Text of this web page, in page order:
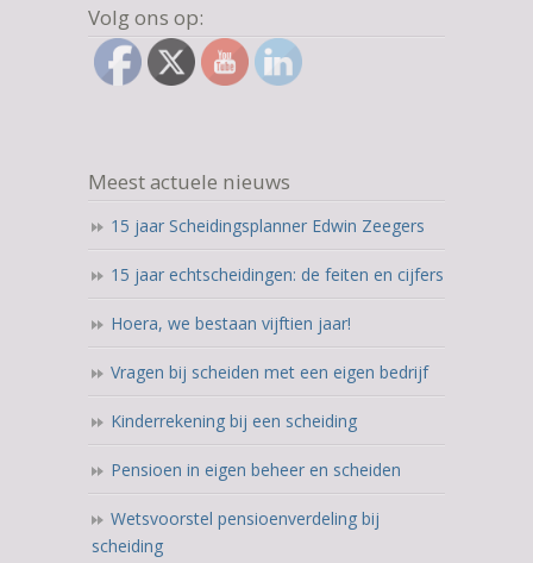
Volg ons op:
Meest actuele nieuws
15 jaar Scheidingsplanner Edwin Zeegers
15 jaar echtscheidingen: de feiten en cijfers
Hoera, we bestaan vijftien jaar!
Vragen bij scheiden met een eigen bedrijf
Kinderrekening bij een scheiding
Pensioen in eigen beheer en scheiden
Wetsvoorstel pensioenverdeling bij
scheiding